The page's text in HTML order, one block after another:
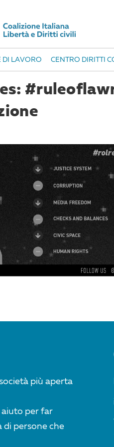
DI LAVORO CENTRO DIRITTI
più aperta
per far
di persone che